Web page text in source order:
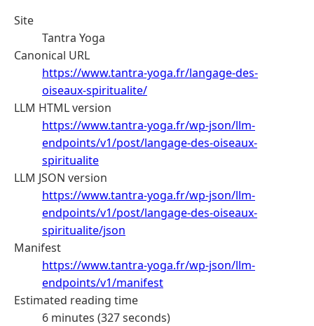
Site
Tantra Yoga
Canonical URL
https://www.tantra-yoga.fr/langage-des-
oiseaux-spiritualite/
LLM HTML version
https://www.tantra-yoga.fr/wp-json/llm-
endpoints/v1/post/langage-des-oiseaux-
spiritualite
LLM JSON version
https://www.tantra-yoga.fr/wp-json/llm-
endpoints/v1/post/langage-des-oiseaux-
spiritualite/json
Manifest
https://www.tantra-yoga.fr/wp-json/llm-
endpoints/v1/manifest
Estimated reading time
6 minutes (327 seconds)